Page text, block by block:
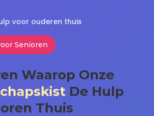
voor ouderen thuis
Senioren
Waarop Onze
De Hulp
Thuis